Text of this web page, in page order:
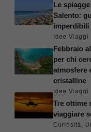
Le
Salento:
imperdibili
Idee Viaggi
Febbraio
per chi
atmosfere
cristalline
Idee Viaggi
Tre ottime
viaggiare
Curiosità,